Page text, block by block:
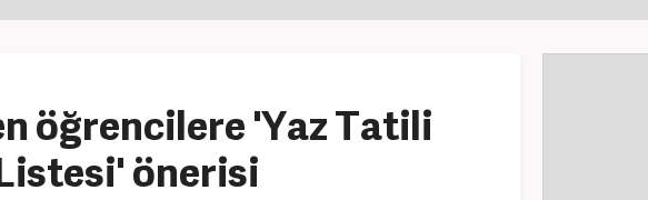
öğrencilere 'Yaz Tatili
önerisi